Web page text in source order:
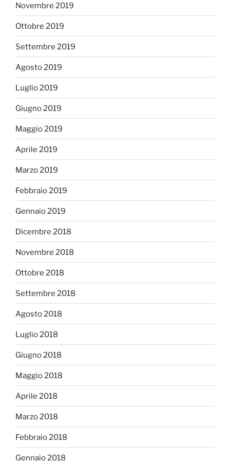
Novembre 2019
Ottobre 2019
Settembre 2019
Agosto 2019
Luglio 2019
Giugno 2019
Maggio 2019
Aprile 2019
Marzo 2019
Febbraio 2019
Gennaio 2019
Dicembre 2018
Novembre 2018
Ottobre 2018
Settembre 2018
Agosto 2018
Luglio 2018
Giugno 2018
Maggio 2018
Aprile 2018
Marzo 2018
Febbraio 2018
Gennaio 2018